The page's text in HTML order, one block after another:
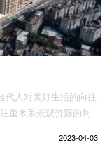
代人对美好生活的向往
重水系景观资源的利
自然的笔触，绘就「外
。
2023-04-03